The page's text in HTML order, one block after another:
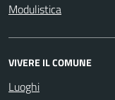
Modulistica
VIVERE IL COMUNE
Luoghi